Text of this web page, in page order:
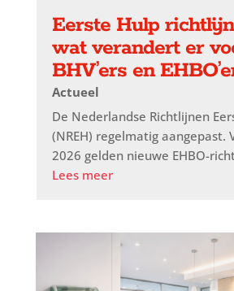
Eerste Hulp
wat verandert er
BHV’ers en
Actueel
De Nederlandse Richtlijnen
(NREH) regelmatig aangepast.
2026 gelden nieuwe EHBO-
Lees meer